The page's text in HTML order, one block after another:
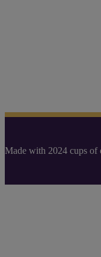
Made with 2024 cups of